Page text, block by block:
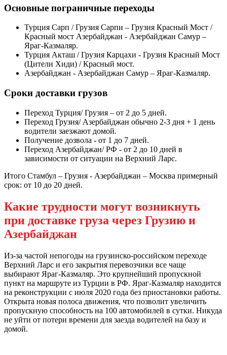
Основные пограничные переходы
Турция Сарп / Грузия Сарпи – Грузия Красный Мост /
Красный мост Азербайджан - Азербайджан Самур –
Яраг-Казмаляр.
Турция Акташ / Грузия Карцахи - Грузия Красный Мост
(Цители Хиди) / Красный мост.
Азербайджан - Азербайджан Самур – Яраг-Казмаляр.
Сроки доставки грузов
Переход Турция/ Грузия – от 2 до 5 дней.
Переход Грузия/ Азербайджан обычно 2-3 дня + 1 день
водители заезжают домой.
Получение дозвола - от 1 до 7 дней.
Переход Азербайджан/ РФ - от 2 до 10 дней в
зависимости от ситуации на Верхний Ларс.
Итого Стамбул – Грузия - Азербайджан – Москва примерный
срок: от 10 до 20 дней.
Какие трудности могут возникнуть
при доставке груза через Грузию и
Азербайджан
Из-за частой непогоды на грузинско-российском переходе
Верхний Ларс и его закрытия перевозчики все чаще
выбирают Яраг-Казмаляр. Это крупнейший пропускной
пункт на маршруте из Турции в РФ. Яраг-Казмаляр находится
на реконструкции с июля 2020 года без приостановки работы.
Открыта новая полоса движения, что позволит увеличить
пропускную способность на 100 автомобилей в сутки. Никуда
не уйти от потери времени для заезда водителей на базу и
домой.